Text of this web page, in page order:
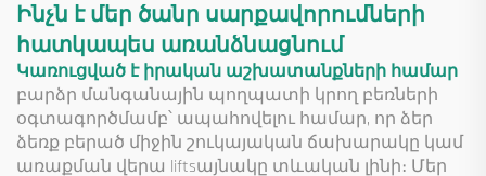
Ինչն է մեր ծանր սարքավորումների
հատկապես առանձնացնում
Կառուցված է իրական աշխատանքների համար
բարձր մանգանային պողպատի կրող բեռների
օգտագործմամբ՝ ապահովելու համար, որ ձեր
ձեռք բերած միջին շուկայական ճախարակը կամ
առաքման վերա liftsայնակը տևական լինի։ Մեր